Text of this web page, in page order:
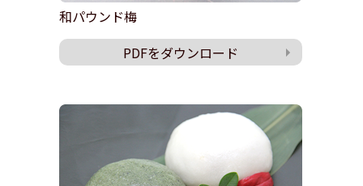
和パウンド梅
PDFをダウンロード